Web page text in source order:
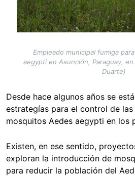
Empleado municipal fumiga
aegypti en Asunción, Paraguay,
Duarte)
Desde hace algunos años se
estrategías para el control de
mosquitos Aedes aegypti en los
Existen, en ese sentido,
exploran la introducción de
para reducir la población del